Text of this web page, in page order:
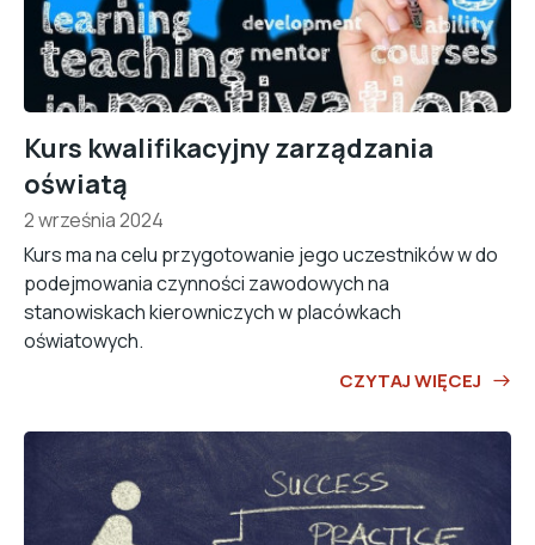
Kurs kwalifikacyjny zarządzania
oświatą
2 września 2024
Kurs ma na celu przygotowanie jego uczestników w do
podejmowania czynności zawodowych na
stanowiskach kierowniczych w placówkach
oświatowych.
CZYTAJ WIĘCEJ